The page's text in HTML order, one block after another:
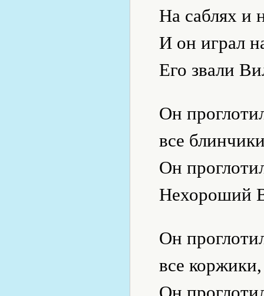
На саблях и
И он играл
Его звали
Он
все
Он
Нехороший
Он
все
Он